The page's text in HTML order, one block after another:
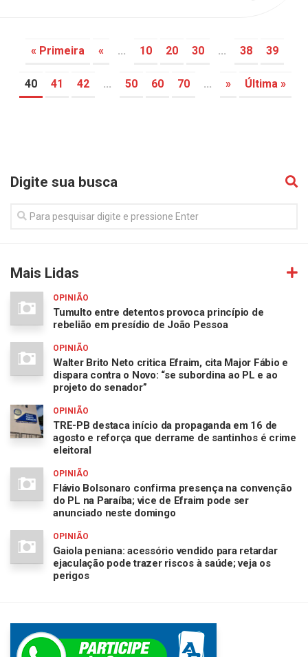
« Primeira « ... 10 20 30 ... 38 39
40 41 42 ... 50 60 70 ... » Última »
Digite sua busca
Mais Lidas
OPINIÃO
Tumulto entre detentos provoca princípio de
rebelião em presídio de João Pessoa
OPINIÃO
Walter Brito Neto critica Efraim, cita Major Fábio e
dispara contra o Novo: “se subordina ao PL e ao
projeto do senador”
OPINIÃO
TRE-PB destaca início da propaganda em 16 de
agosto e reforça que derrame de santinhos é crime
eleitoral
OPINIÃO
Flávio Bolsonaro confirma presença na convenção
do PL na Paraíba; vice de Efraim pode ser
anunciado neste domingo
OPINIÃO
Gaiola peniana: acessório vendido para retardar
ejaculação pode trazer riscos à saúde; veja os
perigos